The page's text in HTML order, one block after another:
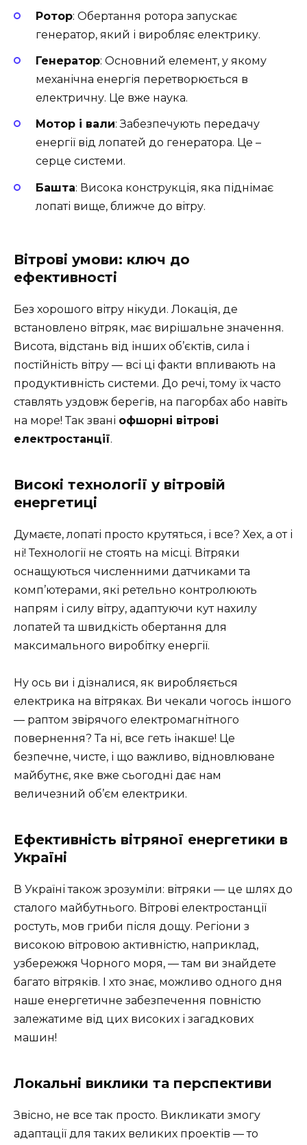
Ротор: Обертання ротора запускає
генератор, який і виробляє електрику.
Генератор: Основний елемент, у якому
механічна енергія перетворюється в
електричну. Це вже наука.
Мотор і вали: Забезпечують передачу
енергії від лопатей до генератора. Це –
серце системи.
Башта: Висока конструкція, яка піднімає
лопаті вище, ближче до вітру.
Вітрові умови: ключ до
ефективності
Без хорошого вітру нікуди. Локація, де
встановлено вітряк, має вирішальне значення.
Висота, відстань від інших об’єктів, сила і
постійність вітру — всі ці факти впливають на
продуктивність системи. До речі, тому їх часто
ставлять уздовж берегів, на пагорбах або навіть
на море! Так звані офшорні вітрові
електростанції.
Високі технології у вітровій
енергетиці
Думаєте, лопаті просто крутяться, і все? Хех, а от і
ні! Технології не стоять на місці. Вітряки
оснащуються численними датчиками та
комп’ютерами, які ретельно контролюють
напрям і силу вітру, адаптуючи кут нахилу
лопатей та швидкість обертання для
максимального виробітку енергії.
Ну ось ви і дізналися, як виробляється
електрика на вітряках. Ви чекали чогось іншого
— раптом звірячого електромагнітного
повернення? Та ні, все геть інакше! Це
безпечне, чисте, і що важливо, відновлюване
майбутнє, яке вже сьогодні дає нам
величезний об’єм електрики.
Ефективність вітряної енергетики в
Україні
В Україні також зрозуміли: вітряки — це шлях до
сталого майбутнього. Вітрові електростанції
ростуть, мов гриби після дощу. Регіони з
високою вітровою активністю, наприклад,
узбережжя Чорного моря, — там ви знайдете
багато вітряків. І хто знає, можливо одного дня
наше енергетичне забезпечення повністю
залежатиме від цих високих і загадкових
машин!
Локальні виклики та перспективи
Звісно, не все так просто. Викликати змогу
адаптації для таких великих проектів — то